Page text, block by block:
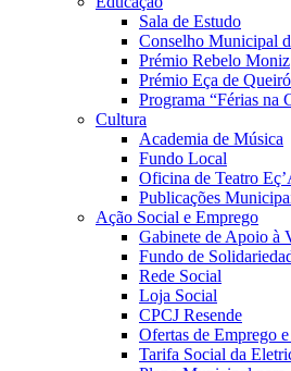
Sala de Estudo
Conselho Municipal
Prémio Rebelo Moniz
Prémio Eça de
Programa “Férias na
Cultura
Academia de Música
Fundo Local
Oficina de Teatro
Publicações
Ação Social e Emprego
Gabinete de Apoio à
Fundo de
Rede Social
Loja Social
CPCJ Resende
Ofertas de Emprego
Tarifa Social da